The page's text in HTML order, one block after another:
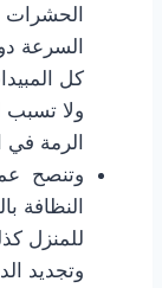
الحشرات
السرعة
كل
ولا تسبب
الرمة في
وتنصح
النظافة
للمنزل
وتجديد